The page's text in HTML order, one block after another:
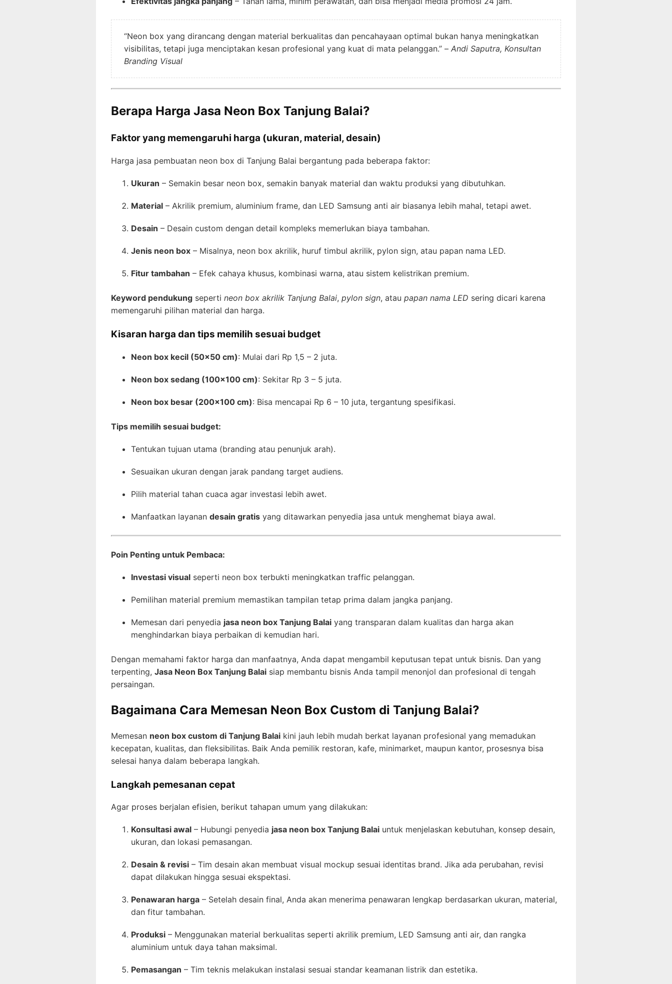
“Neon box yang dirancang dengan material berkualitas dan pencahayaan optimal bukan hanya meningkatkan
visibilitas, tetapi juga menciptakan kesan profesional yang kuat di mata pelanggan.” – Andi Saputra, Konsultan
Branding Visual
Berapa Harga Jasa Neon Box Tanjung Balai?
Faktor yang memengaruhi harga (ukuran, material, desain)
Harga jasa pembuatan neon box di Tanjung Balai bergantung pada beberapa faktor:
Ukuran – Semakin besar neon box, semakin banyak material dan waktu produksi yang dibutuhkan.
Material – Akrilik premium, aluminium frame, dan LED Samsung anti air biasanya lebih mahal, tetapi awet.
Desain – Desain custom dengan detail kompleks memerlukan biaya tambahan.
Jenis neon box – Misalnya, neon box akrilik, huruf timbul akrilik, pylon sign, atau papan nama LED.
Fitur tambahan – Efek cahaya khusus, kombinasi warna, atau sistem kelistrikan premium.
Keyword pendukung seperti neon box akrilik Tanjung Balai, pylon sign, atau papan nama LED sering dicari karena
memengaruhi pilihan material dan harga.
Kisaran harga dan tips memilih sesuai budget
Neon box kecil (50×50 cm): Mulai dari Rp 1,5 – 2 juta.
Neon box sedang (100×100 cm): Sekitar Rp 3 – 5 juta.
Neon box besar (200×100 cm): Bisa mencapai Rp 6 – 10 juta, tergantung spesifikasi.
Tips memilih sesuai budget:
Tentukan tujuan utama (branding atau penunjuk arah).
Sesuaikan ukuran dengan jarak pandang target audiens.
Pilih material tahan cuaca agar investasi lebih awet.
Manfaatkan layanan desain gratis yang ditawarkan penyedia jasa untuk menghemat biaya awal.
Poin Penting untuk Pembaca:
Investasi visual seperti neon box terbukti meningkatkan traffic pelanggan.
Pemilihan material premium memastikan tampilan tetap prima dalam jangka panjang.
Memesan dari penyedia jasa neon box Tanjung Balai yang transparan dalam kualitas dan harga akan
menghindarkan biaya perbaikan di kemudian hari.
Dengan memahami faktor harga dan manfaatnya, Anda dapat mengambil keputusan tepat untuk bisnis. Dan yang
terpenting, Jasa Neon Box Tanjung Balai siap membantu bisnis Anda tampil menonjol dan profesional di tengah
persaingan.
Bagaimana Cara Memesan Neon Box Custom di Tanjung Balai?
Memesan neon box custom di Tanjung Balai kini jauh lebih mudah berkat layanan profesional yang memadukan
kecepatan, kualitas, dan fleksibilitas. Baik Anda pemilik restoran, kafe, minimarket, maupun kantor, prosesnya bisa
selesai hanya dalam beberapa langkah.
Langkah pemesanan cepat
Agar proses berjalan efisien, berikut tahapan umum yang dilakukan:
Konsultasi awal – Hubungi penyedia jasa neon box Tanjung Balai untuk menjelaskan kebutuhan, konsep desain,
ukuran, dan lokasi pemasangan.
Desain & revisi – Tim desain akan membuat visual mockup sesuai identitas brand. Jika ada perubahan, revisi
dapat dilakukan hingga sesuai ekspektasi.
Penawaran harga – Setelah desain final, Anda akan menerima penawaran lengkap berdasarkan ukuran, material,
dan fitur tambahan.
Produksi – Menggunakan material berkualitas seperti akrilik premium, LED Samsung anti air, dan rangka
aluminium untuk daya tahan maksimal.
Pemasangan – Tim teknis melakukan instalasi sesuai standar keamanan listrik dan estetika.